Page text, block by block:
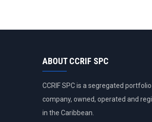
ABOUT CCRIF SPC
CCRIF SPC is a segregated portfolio
company, owned, operated and
in the Caribbean.